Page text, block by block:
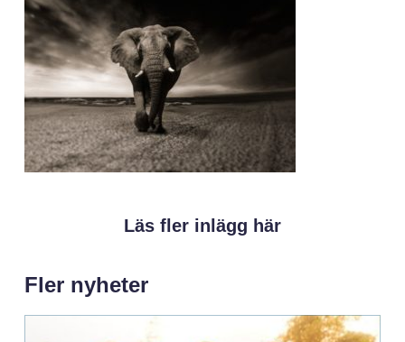
Läs fler inlägg här
Fler nyheter